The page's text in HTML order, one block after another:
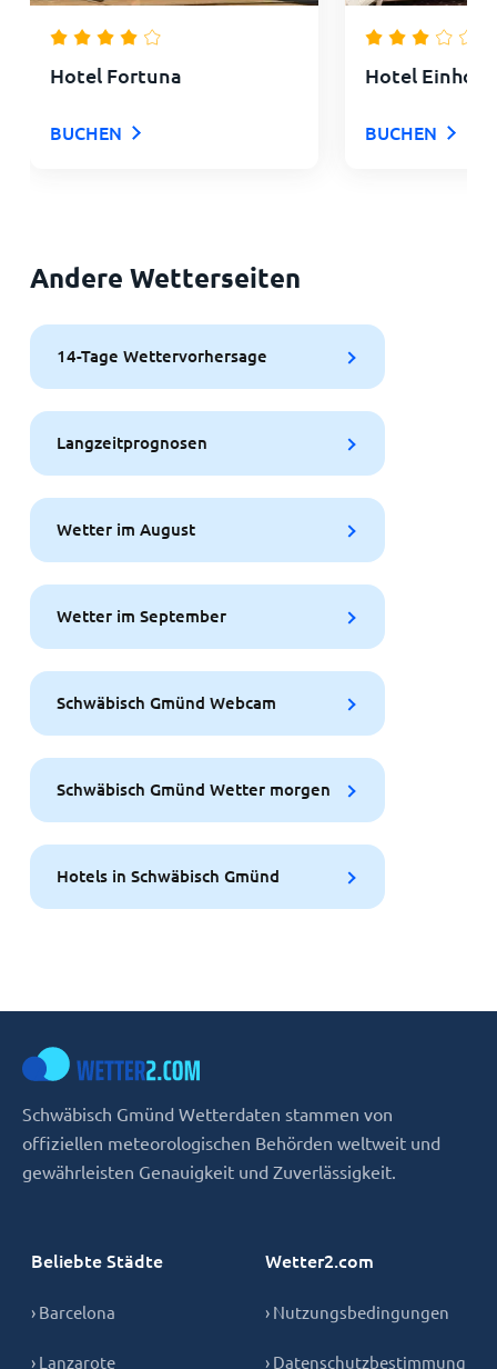
Hotel Fortuna
BUCHEN
Hotel Einhorn
BUCHEN
Andere Wetterseiten
14-Tage Wettervorhersage
Langzeitprognosen
Wetter im August
Wetter im September
Schwäbisch Gmünd Webcam
Schwäbisch Gmünd Wetter morgen
Hotels in Schwäbisch Gmünd
Schwäbisch Gmünd Wetterdaten stammen von
offiziellen meteorologischen Behörden weltweit und
gewährleisten Genauigkeit und Zuverlässigkeit.
Beliebte Städte
› Barcelona
› Lanzarote
Wetter2.com
› Nutzungsbedingungen
› Datenschutzbestimmung